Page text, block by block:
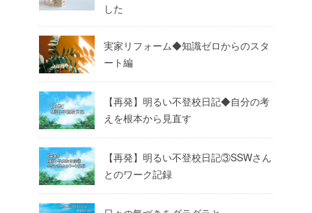
した
実家リフォーム◆知識ゼロからのスタ
ート編
【再発】明るい不登校日記◆自分の考
えを根本から見直す
【再発】明るい不登校日記③SSWさん
とのワーク記録